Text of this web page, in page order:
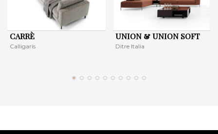
CARRÈ
Calligaris
UNION & UNION SOFT
Ditre Italia